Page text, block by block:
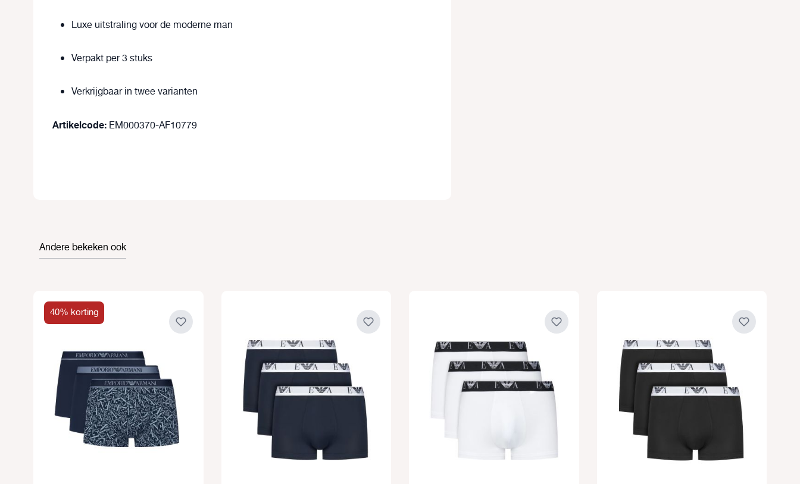
Luxe uitstraling voor de moderne man
Verpakt per 3 stuks
Verkrijgbaar in twee varianten
Artikelcode: EM000370-AF10779
Andere bekeken ook
40% korting